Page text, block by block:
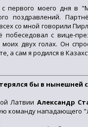
первого моего дня в
поздравлений.
со мной говорили
побеседовал с вице-
двух голах. Он
а сам я родился в
бы в нынешней
Латвии Александр
команду нападающего